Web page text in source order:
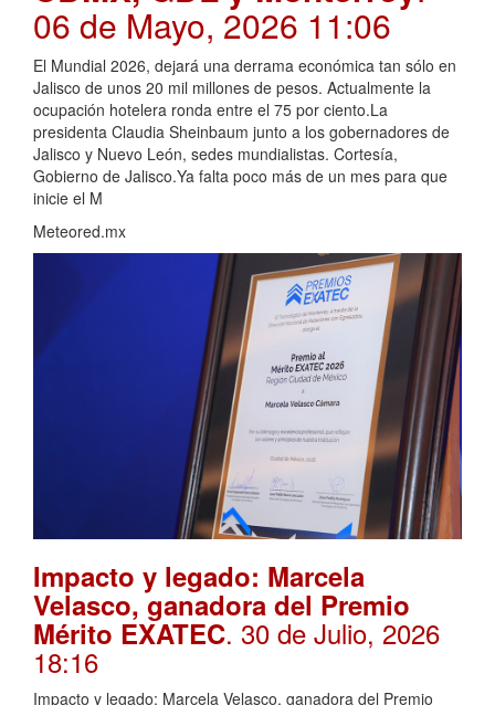
06 de Mayo, 2026 11:06
El Mundial 2026, dejará una derrama económica tan sólo en
Jalisco de unos 20 mil millones de pesos. Actualmente la
ocupación hotelera ronda entre el 75 por ciento.La
presidenta Claudia Sheinbaum junto a los gobernadores de
Jalisco y Nuevo León, sedes mundialistas. Cortesía,
Gobierno de Jalisco.Ya falta poco más de un mes para que
inicie el M
Meteored.mx
Impacto y legado: Marcela
Velasco, ganadora del Premio
Mérito EXATEC. 30 de Julio, 2026
18:16
Impacto y legado: Marcela Velasco, ganadora del Premio